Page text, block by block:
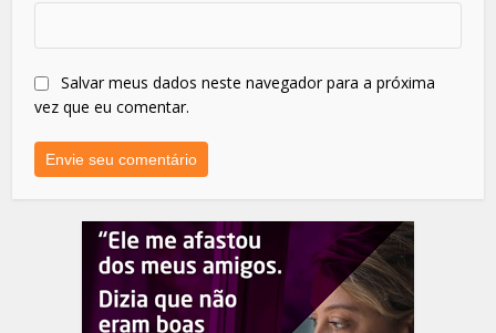
Salvar meus dados neste navegador para a próxima
vez que eu comentar.